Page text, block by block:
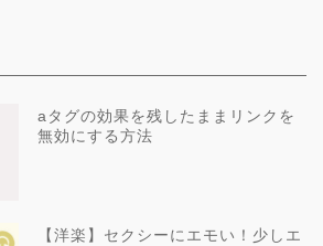
aタグの効果を残したままリンクを
無効にする方法
【洋楽】セクシーにエモい！少しエ